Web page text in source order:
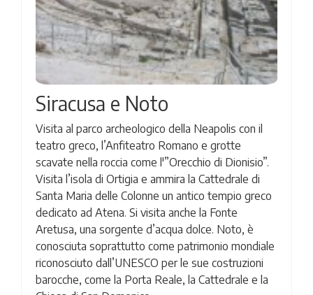
Siracusa e Noto
Visita al parco archeologico della Neapolis con il
teatro greco, l’Anfiteatro Romano e grotte
scavate nella roccia come l'”Orecchio di Dionisio”.
Visita l’isola di Ortigia e ammira la Cattedrale di
Santa Maria delle Colonne un antico tempio greco
dedicato ad Atena. Si visita anche la Fonte
Aretusa, una sorgente d’acqua dolce. Noto, è
conosciuta soprattutto come patrimonio mondiale
riconosciuto dall’UNESCO per le sue costruzioni
barocche, come la Porta Reale, la Cattedrale e la